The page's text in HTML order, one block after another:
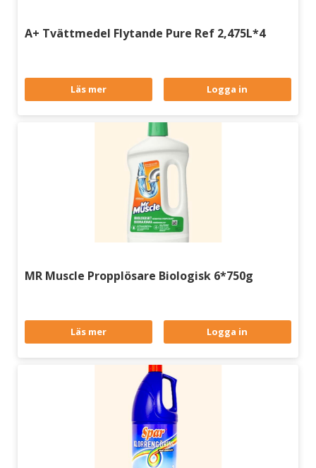
A+ Tvättmedel Flytande Pure Ref 2,475L*4
Läs mer Logga in
MR Muscle Propplösare Biologisk 6*750g
Läs mer Logga in